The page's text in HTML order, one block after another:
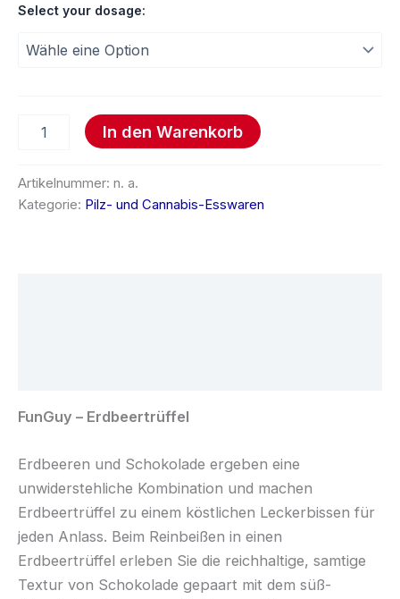
Select your dosage:
In den Warenkorb
Artikelnummer: n. a.
Kategorie: Pilz- und Cannabis-Esswaren
FunGuy – Erdbeertrüffel
Erdbeeren und Schokolade ergeben eine
unwiderstehliche Kombination und machen
Erdbeertrüffel zu einem köstlichen Leckerbissen für
jeden Anlass. Beim Reinbeißen in einen
Erdbeertrüffel erleben Sie die reichhaltige, samtige
Textur von Schokolade gepaart mit dem süß-